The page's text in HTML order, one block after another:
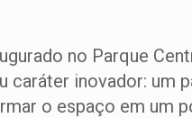
no Parque
caráter inovador:
o espaço em um